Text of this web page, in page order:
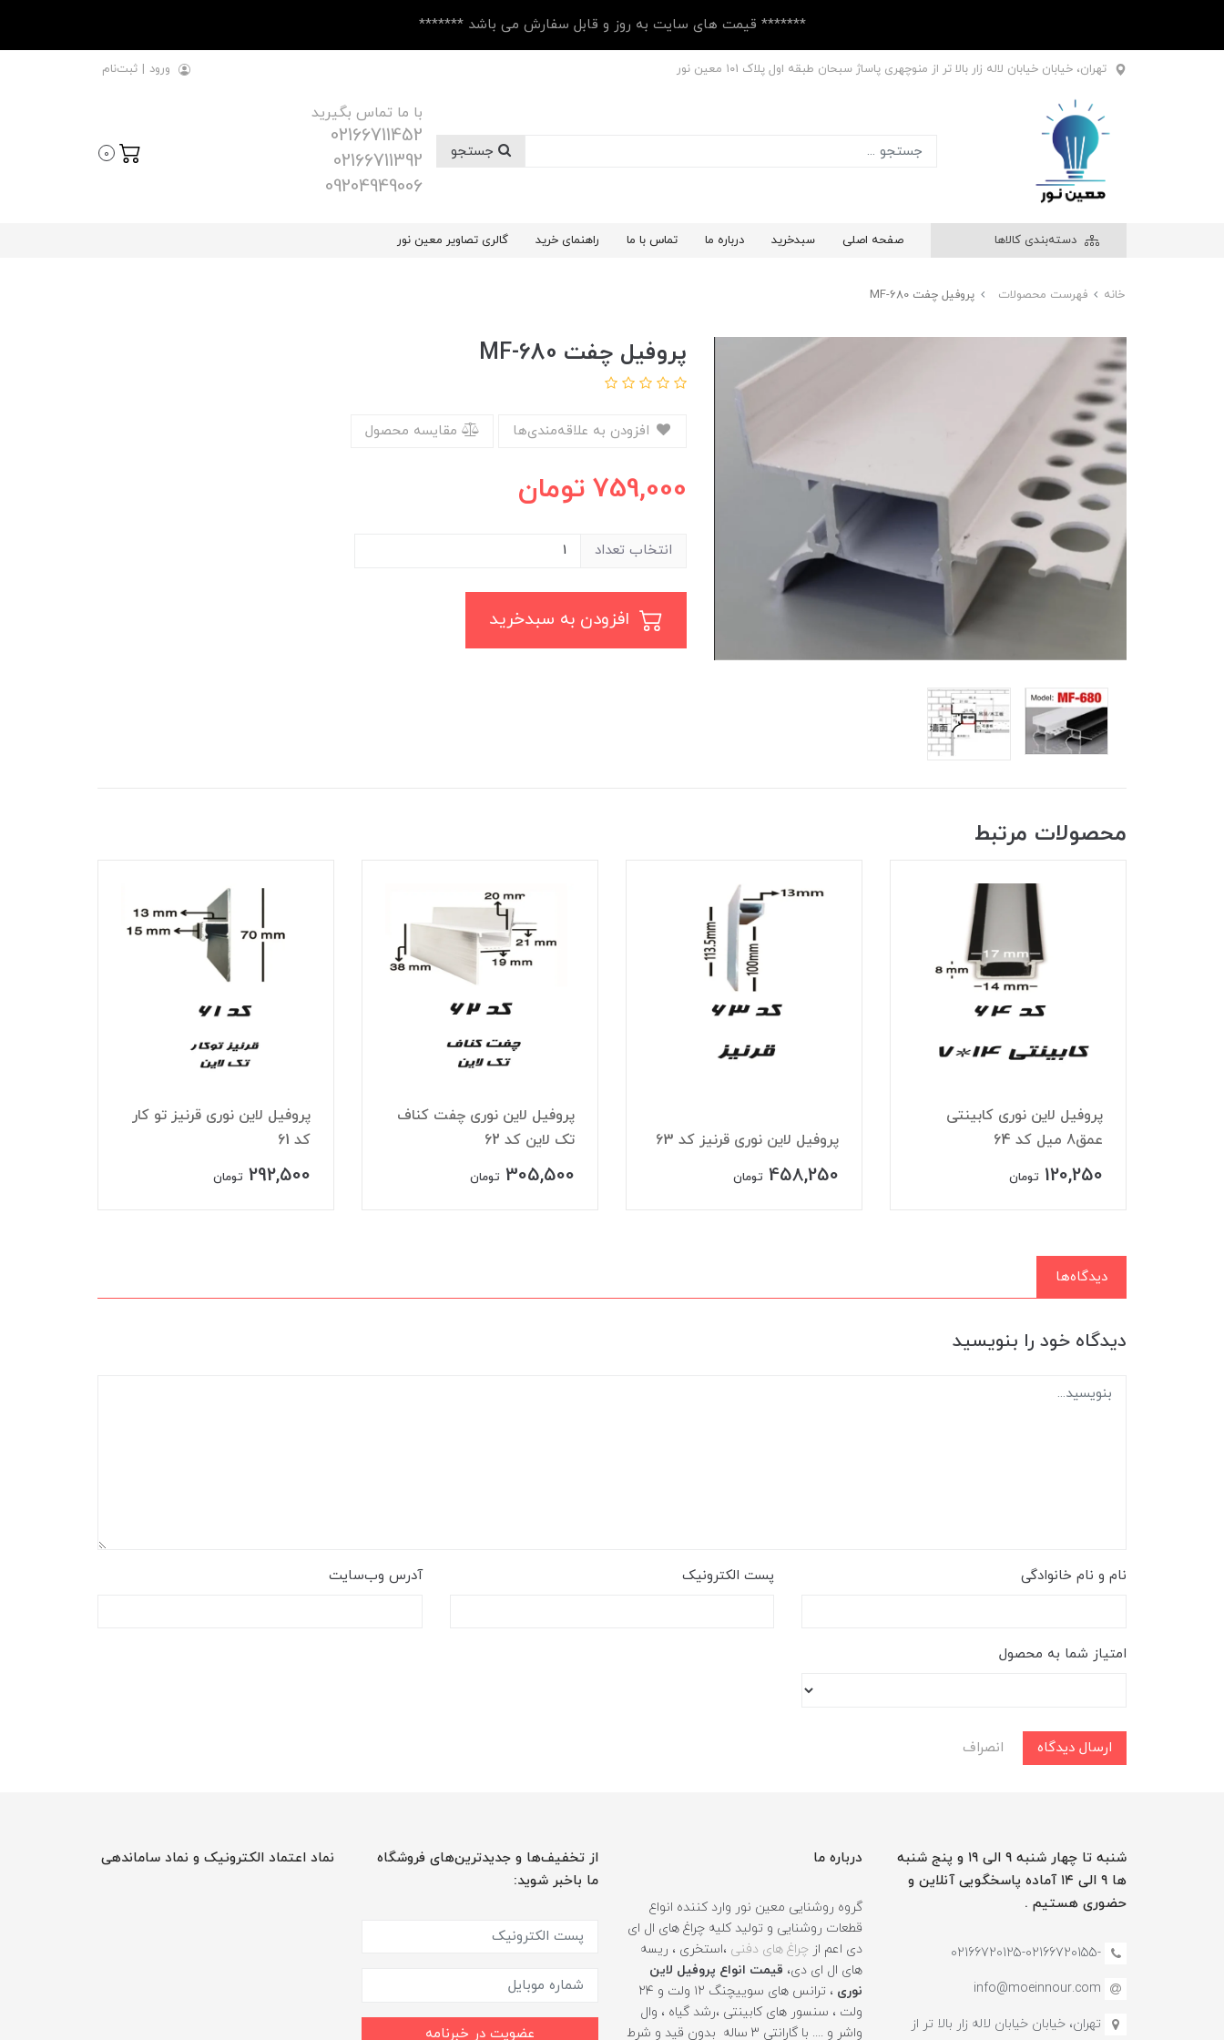
******* قیمت های سایت به روز و قابل سفارش می باشد *******
تهران، خیابان خیابان لاله زار بالا تر از منوچهری پاساژ سبحان طبقه اول پلاک ۱۰1 معین نور ورود | ثبت‌نام
با ما تماس بگیرید
02166711452
02166711392
09204949006
0
دسته‌بندی کالاها صفحه اصلی سبدخرید درباره ما تماس با ما راهنمای خرید گالری تصاویر معین نور
خانه فهرست محصولات پروفیل چفت MF-680
پروفیل چفت MF-680
مقایسه محصول
759,000 تومان
انتخاب تعداد
محصولات مرتبط
پروفیل لاین نوری کابینتی
عمق8 میل کد 64
120,250 تومان
پروفیل لاین نوری قرنیز کد 63
458,250 تومان
پروفیل لاین نوری چفت کناف
تک لاین کد 62
305,500 تومان
پروفیل لاین نوری قرنیز تو کار
کد 61
292,500 تومان
دیدگاه‌ها
دیدگاه خود را بنویسید
نام و نام خانوادگی پست الکترونیک آدرس وب‌سایت
امتیاز شما به محصول
ارسال دیدگاه انصراف
شنبه تا چهار شنبه ۹ الی ۱۹ و پنج شنبه
ها ۹ الی ۱۴ آماده پاسخگویی آنلاین و
حضوری هستیم .
-02166720125-02166720155
info@moeinnour.com
تهران، خیابان خیابان لاله زار بالا تر از
درباره ما
گروه روشنایی معین نور وارد کننده انواع
قطعات روشنایی و تولید کلیه چراغ های ال ای
دی اعم از چراغ های دفنی ،استخری ، ریسه
های ال ای دی، قیمت انواع پروفیل لاین
نوری
، ترانس های سوییچنگ ۱۲ ولت و ۲۴
ولت ، سنسور های کابینتی ،رشد گیاه ، وال
واشر و .... با گارانتی ۳ ساله بدون قید و شرط
از تخفیف‌ها و جدیدترین‌های فروشگاه
ما باخبر شوید:
عضویت در خبرنامه
نماد اعتماد الکترونیک و نماد ساماندهی